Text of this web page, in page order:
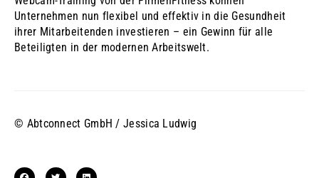
Unternehmen nun flexibel und effektiv in die Gesundheit
ihrer Mitarbeitenden investieren – ein Gewinn für alle
Beteiligten in der modernen Arbeitswelt.
© Abtconnect GmbH / Jessica Ludwig